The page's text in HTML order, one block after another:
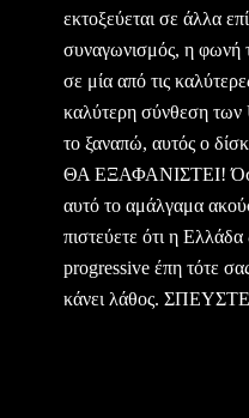
εκτοξεύεται σε άλλα
συναγωνισμός, η φωνή
σε μία από τις
καλύτερη σύνθεση των
το ξαναπώ, αυτός ο
ΘΑ ΕΞΑΦΑΝΙΣΤΕΙ!
αυτό το αμάλγαμα
πιστεύετε ότι η
progressive έπη τότε
κάνει λάθος.